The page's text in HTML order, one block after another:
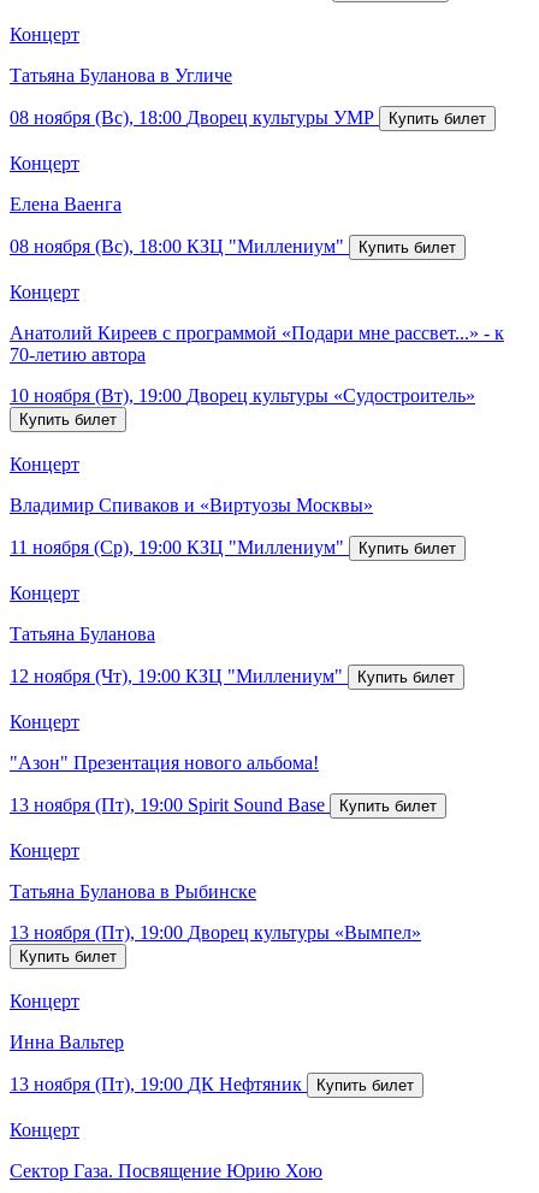
Концерт
Татьяна Буланова в Угличе
08 ноября (Вс), 18:00 Дворец культуры УМР
Концерт
Елена Ваенга
08 ноября (Вс), 18:00 КЗЦ "Миллениум"
Концерт
Анатолий Киреев с программой «Подари мне рассвет...» - к
70-летию автора
10 ноября (Вт), 19:00 Дворец культуры «Судостроитель»
Концерт
Владимир Спиваков и «Виртуозы Москвы»
11 ноября (Ср), 19:00 КЗЦ "Миллениум"
Концерт
Татьяна Буланова
12 ноября (Чт), 19:00 КЗЦ "Миллениум"
Концерт
"Азон" Презентация нового альбома!
13 ноября (Пт), 19:00 Spirit Sound Base
Концерт
Татьяна Буланова в Рыбинске
13 ноября (Пт), 19:00 Дворец культуры «Вымпел»
Концерт
Инна Вальтер
13 ноября (Пт), 19:00 ДК Нефтяник
Концерт
Сектор Газа. Посвящение Юрию Хою